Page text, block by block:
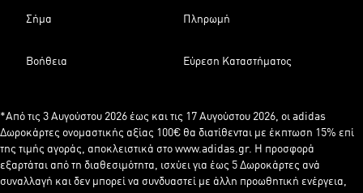
Σήμα Πληρωμή
Βοήθεια Εύρεση Καταστήματος
*Από τις 3 Αυγούστου 2026 έως και τις 17 Αυγούστου 2026, οι adidas
Δωροκάρτες ονομαστικής αξίας 100€ θα διατίθενται με έκπτωση 15% επί
της τιμής αγοράς, αποκλειστικά στο www.adidas.gr. Η προσφορά
εξαρτάται από τη διαθεσιμότητα, ισχύει για έως 5 Δωροκάρτες ανά
συναλλαγή και δεν μπορεί να συνδυαστεί με άλλη προωθητική ενέργεια,